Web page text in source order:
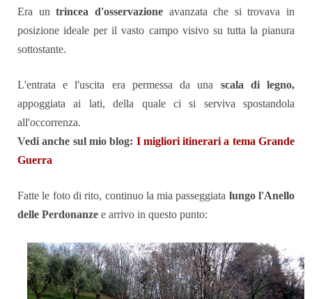
Era untrincea d'osservazioneavanzata che si trovava in
posizione ideale per il vasto campo visivo su tutta la pianura
sottostante.
L'entrata e l'uscita era permessa da una scala di legno,
appoggiata ai lati, della quale ci si serviva spostandola
all'occorrenza.
Vedi anche sul mio blog: I migliori itinerari a tema Grande
Guerra
Fatte le foto di rito, continuo la mia passeggiata lungo l'Anello
delle Perdonanze e arrivo in questo punto: